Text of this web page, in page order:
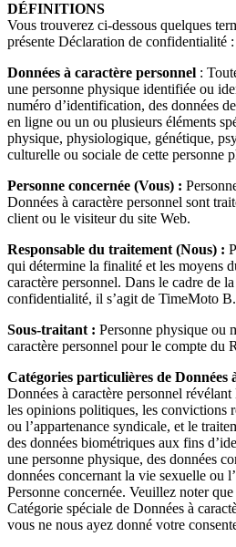
DÉFINITIONS
Vous trouverez ci-dessous quelques
présente Déclaration de confidentialité :
Données à caractère personnel :
une personne physique identifiée ou
numéro d’identification, des données
en ligne ou un ou plusieurs éléments
physique, physiologique, génétique,
culturelle ou sociale de cette personne
Personne concernée (Vous) :
Données à caractère personnel sont
client ou le visiteur du site Web.
Responsable du traitement (Nous) :
qui détermine la finalité et les moyens
caractère personnel. Dans le cadre de
confidentialité, il s’agit de TimeMoto
Sous-traitant : Personne physique ou
caractère personnel pour le compte du
Catégories particulières de Données
Données à caractère personnel
les opinions politiques, les convictions
ou l’appartenance syndicale, et le
des données biométriques aux fins
une personne physique, des données
données concernant la vie sexuelle ou
Personne concernée. Veuillez noter
Catégorie spéciale de Données à
vous ne nous ayez donné votre